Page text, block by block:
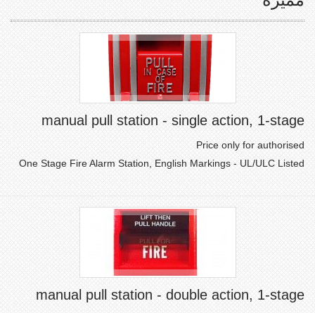
manual pull station - single action, 1-stage
Price only for authorised
One Stage Fire Alarm Station, English Markings - UL/ULC Listed
manual pull station - double action, 1-stage